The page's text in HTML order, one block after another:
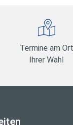
Termine am Ort
Ihrer Wahl